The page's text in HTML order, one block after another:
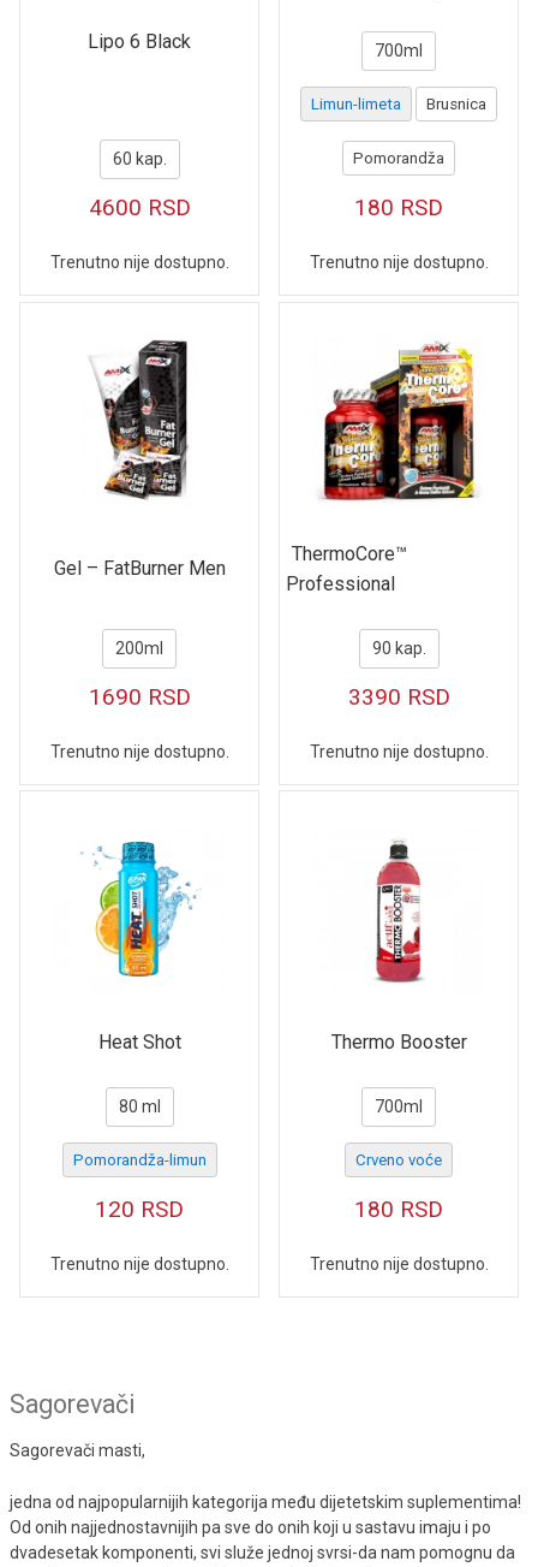
Lipo 6 Black
60 kap.
4600 RSD
Trenutno nije dostupno.
700ml
Limun-limeta Brusnica
Pomorandža
180 RSD
Trenutno nije dostupno.
Gel – FatBurner Men
200ml
1690 RSD
Trenutno nije dostupno.
ThermoCore™
Professional
90 kap.
3390 RSD
Trenutno nije dostupno.
Heat Shot
80 ml
Pomorandža-limun
120 RSD
Trenutno nije dostupno.
Thermo Booster
700ml
Crveno voće
180 RSD
Trenutno nije dostupno.
Sagorevači
Sagorevači masti,
jedna od najpopularnijih kategorija među dijetetskim suplementima!
Od onih najjednostavnijih pa sve do onih koji u sastavu imaju i po
dvadesetak komponenti, svi služe jednoj svrsi-da nam pomognu da